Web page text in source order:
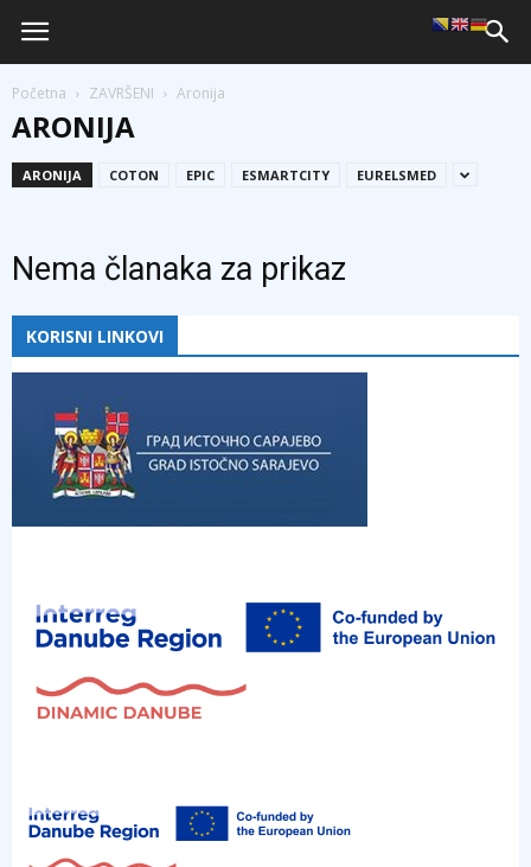
Početna ZAVRŠENI Aronija
ARONIJA
ARONIJA COTON EPIC ESMARTCITY EURELSMED
Nema članaka za prikaz
KORISNI LINKOVI